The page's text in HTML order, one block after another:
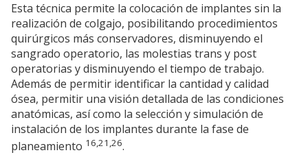
Esta técnica permite la colocación de implantes sin la
realización de colgajo, posibilitando procedimientos
quirúrgicos más conservadores, disminuyendo el
sangrado operatorio, las molestias trans y post
operatorias y disminuyendo el tiempo de trabajo.
Además de permitir identificar la cantidad y calidad
ósea, permitir una visión detallada de las condiciones
anatómicas, así como la selección y simulación de
instalación de los implantes durante la fase de
planeamiento 16,21,26.